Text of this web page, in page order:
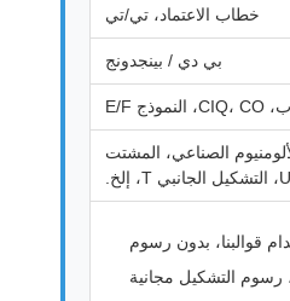
خطاب الاعتماد، تي/تي
بي دي / بينجدونج
الصناعي، المشتت
قوالبنا، بدون رسوم